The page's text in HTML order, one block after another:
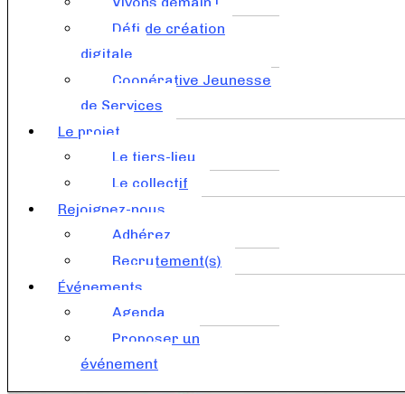
Défi de création
digitale
Coopérative Jeunesse
de Services
Le projet
Le tiers-lieu
Le collectif
Rejoignez-nous
Adhérez
Recrutement(s)
Événements
Agenda
Proposer un
événement